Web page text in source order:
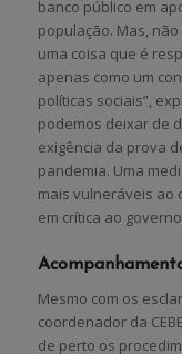
banco público em
população. Mas,
uma coisa que é
apenas como um
políticas sociais”,
podemos deixar de
exigência da prova
pandemia. Uma
mais vulneráveis ao
em crítica ao
Mesmo com os
coordenador da
de perto os